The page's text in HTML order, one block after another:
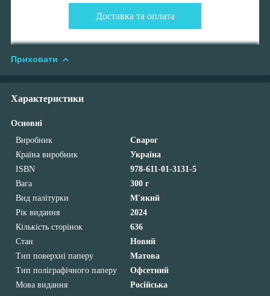
Доставка та оплата
Приховати
Характеристики
Основні
Виробник
Сварог
Країна виробник
Україна
ISBN
978-611-01-3131-5
Вага
300 г
Вид палітурки
М'який
Рік видання
2024
Кількість сторінок
636
Стан
Новий
Тип поверхні паперу
Матова
Тип поліграфічного паперу
Офсетний
Мова видання
Російська